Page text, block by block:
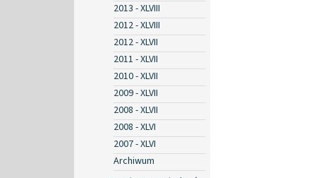
2013 - XLVIII
2012 - XLVIII
2012 - XLVII
2011 - XLVII
2010 - XLVII
2009 - XLVII
2008 - XLVII
2008 - XLVI
2007 - XLVI
Archiwum